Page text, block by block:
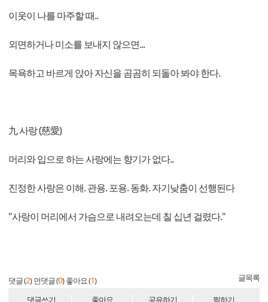
이웃이 나를 마주할 때..
외면하거나 미소를 보내지 않으면...
목욕하고 바르게 앉아 자신을 곰곰히 되돌아 봐야 한다.
九 사랑 (慈愛)
머리와 입으로 하는 사랑에는 향기가 없다..
진정한 사랑은 이해. 관용. 포용. 동화. 자기낮춤이 선행된다
"사랑이 머리에서 가슴으로 내려오는데 칠 십년 걸렸다."
댓글 (2) 먼댓글 (0) 좋아요 (1) 글목록
댓글쓰기 좋아요 공유하기 찜하기